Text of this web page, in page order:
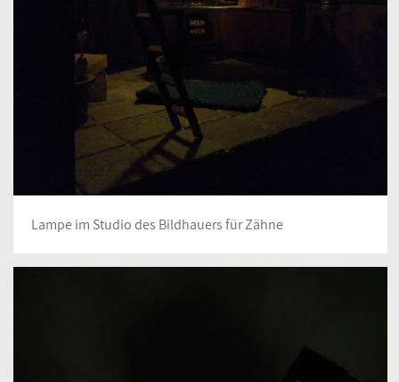
Lampe im Studio des Bildhauers für Zähne